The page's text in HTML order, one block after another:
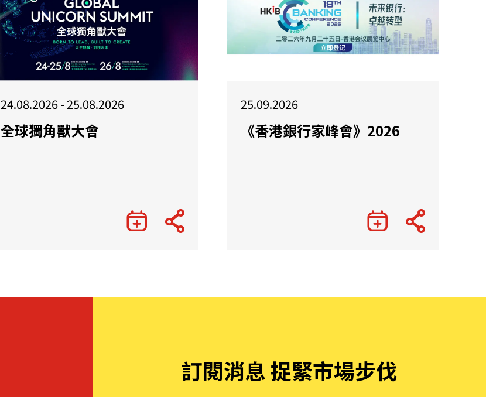
24.08.2026 - 25.08.2026
全球獨角獸大會
25.09.2026
《香港銀行家峰會》2026
訂閱消息 捉緊市場步伐